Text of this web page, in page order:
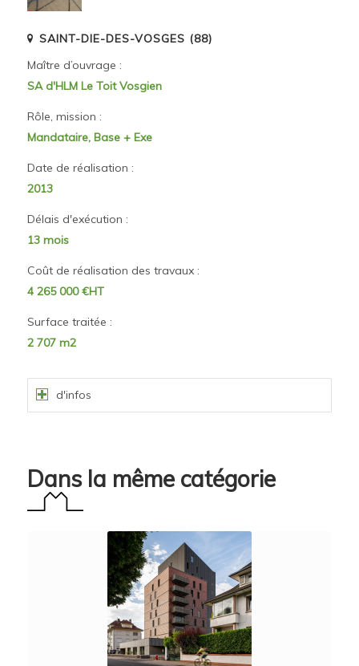
SAINT-DIE-DES-VOSGES (88)
Maître d’ouvrage :
SA d'HLM Le Toit Vosgien
Rôle, mission :
Mandataire, Base + Exe
Date de réalisation :
2013
Délais d'exécution :
13 mois
Coût de réalisation des travaux :
4 265 000 €HT
Surface traitée :
2 707 m2
d'infos
Dans la même catégorie